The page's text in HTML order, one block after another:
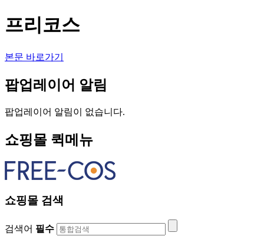
프리코스
본문 바로가기
팝업레이어 알림
팝업레이어 알림이 없습니다.
쇼핑몰 퀵메뉴
쇼핑몰 검색
검색어 필수